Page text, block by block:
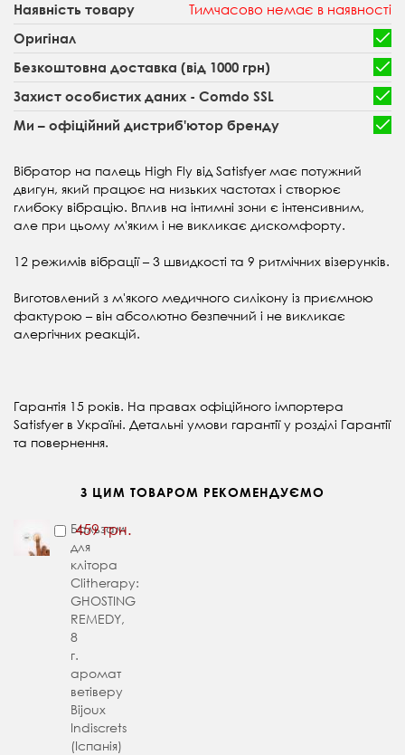
Наявність товару Тимчасово немає в наявності
Оригінал
Безкоштовна доставка (від 1000 грн)
Захист особистих даних - Comdo SSL
Ми – офіційний дистриб'ютор бренду
Вібратор на палець High Fly від Satisfyer має потужний
двигун, який працює на низьких частотах і створює
глибоку вібрацію. Вплив на інтимні зони є інтенсивним,
але при цьому м'яким і не викликає дискомфорту.
12 режимів вібрації – 3 швидкості та 9 ритмічних візерунків.
Виготовлений з м'якого медичного силікону із приємною
фактурою – він абсолютно безпечний і не викликає
алергічних реакцій.
Гарантія 15 років. На правах офіційного імпортера
Satisfyer в Україні. Детальні умови гарантії у розділі Гарантії
та повернення.
З ЦИМ ТОВАРОМ РЕКОМЕНДУЄМО
Бальзам
для
клітора
Clitherapy:
GHOSTING
REMEDY,
8
г.
аромат
ветіверу
Bijoux
Indiscrets
(Іспанія)
459 грн.